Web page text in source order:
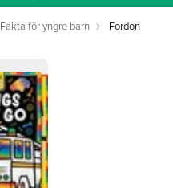
Fakta för yngre barn Fordon